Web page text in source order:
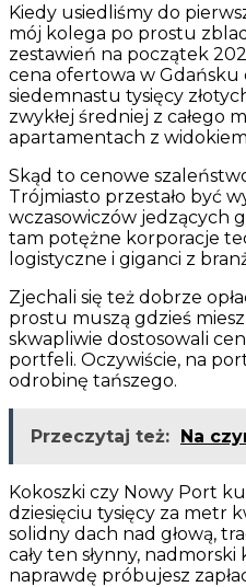
Kiedy usiedliśmy do
mój kolega po prostu
zestawień na początek
cena ofertowa w Gdańsku
siedemnastu tysięcy
zwykłej średniej z całego
apartamentach z
Skąd to cenowe
Trójmiasto przestało być
wczasowiczów jedzących
tam potężne korporacje
logistyczne i giganci z
Zjechali się też dobrze
prostu muszą gdzieś
skwapliwie dostosowali
portfeli. Oczywiście, na
odrobinę tańszego.
Przeczytaj też: Na
Kokoszki czy Nowy Port
dziesięciu tysięcy za metr
solidny dach nad głową,
cały ten słynny,
naprawdę próbujesz